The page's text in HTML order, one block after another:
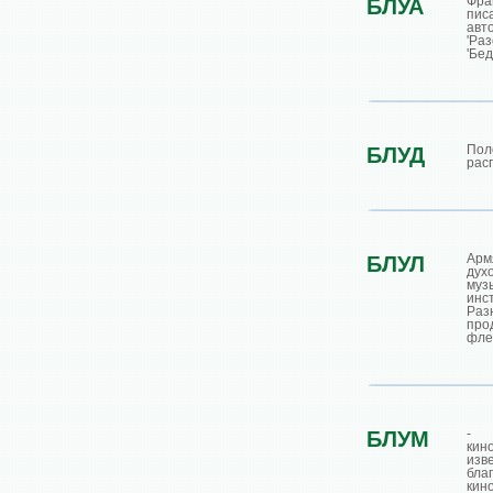
БЛУА
БЛУД
БЛУЛ
БЛУМ
-